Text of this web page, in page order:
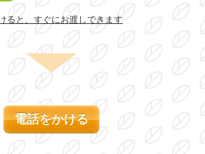
ると、すぐにお渡しできます
電話をかける